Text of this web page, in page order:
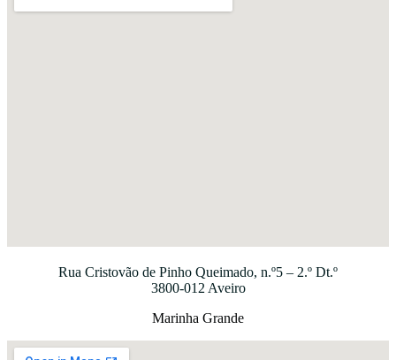
Rua Cristovão de Pinho Queimado, n.º5 – 2.º Dt.º
3800-012 Aveiro
Marinha Grande